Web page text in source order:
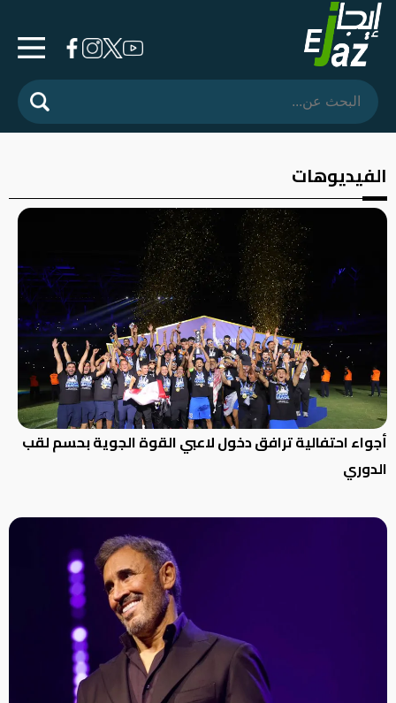
الرئيسية
المشهد
فرشة
وموقف
الفيديوهات
من
نحن
الفيديوهات
أجواء احتفالية ترافق دخول لاعبي القوة الجوية بحسم لقب
الدوري